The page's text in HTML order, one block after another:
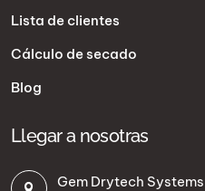
Lista de clientes
Cálculo de secado
Blog
Llegar a nosotras
Gem Drytech